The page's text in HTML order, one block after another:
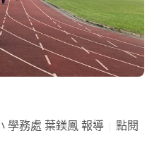
學務處 葉鎂鳳 報導
點閱